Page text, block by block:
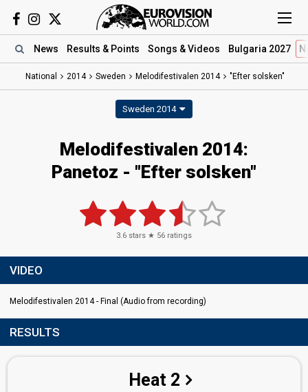
News Results & Points Songs & Videos Bulgaria 2027
National 2014 Sweden Melodifestivalen 2014 "Efter solsken"
Sweden 2014
Melodifestivalen 2014:
Panetoz - "Efter solsken"
3.6 stars ★ 56 ratings
VIDEO
Melodifestivalen 2014 - Final (Audio from recording)
RESULTS
Heat 2